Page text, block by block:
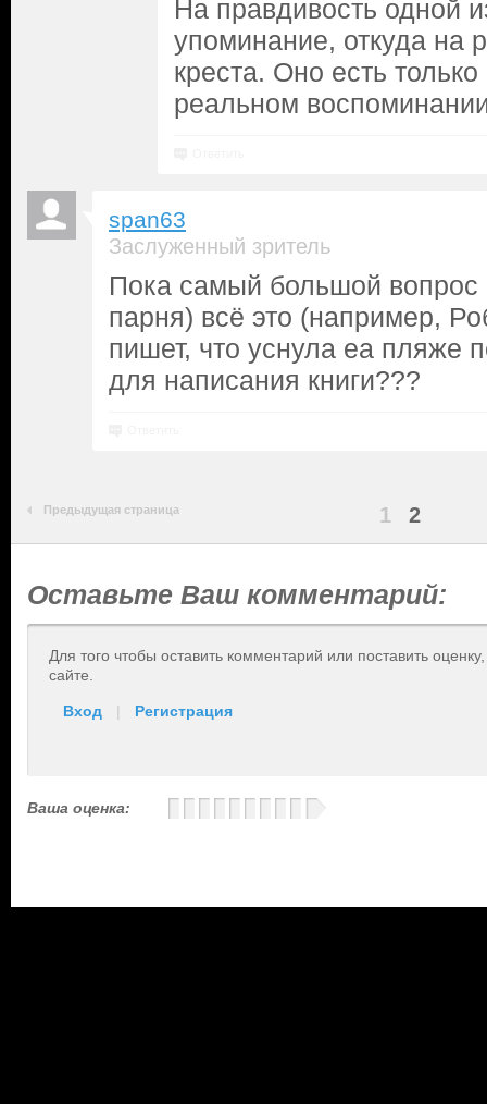
На правдивость одной
упоминание, откуда на
креста. Оно есть
реальном
span63
Заслуженный зритель
Пока самый большой вопрос
парня) всё это (например,
пишет, что уснула еа пляже
для написания книги???
Предыдущая страница 1 2
Оставьте Ваш комментарий:
Для того чтобы оставить комментарий или поставить
сайте.
Вход | Регистрация
Ваша оценка: